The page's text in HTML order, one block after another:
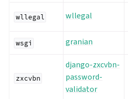
wllegal wllegal
wsgi granian
zxcvbn
django-zxcvbn-
password-
validator